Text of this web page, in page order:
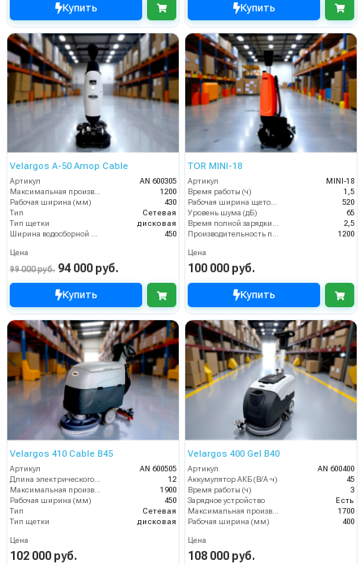
Купить Купить
Velargos A-50 Amop Cable
Артикул
AN 600305
Максимальная производительность (кв.м/час)
1200
Рабочая ширина (мм)
430
Тип
Сетевая
Тип щетки
дисковая
Ширина водосборной рейки
450
Цена
99 000 руб. 94 000 руб.
Купить
TOR MINI-18
Артикул
MINI-18
Время работы (ч)
1,5
Рабочая ширина щеток (мм)
520
Уровень шума (дБ)
65
Время полной зарядки аккумулятора (ч)
2,5
Производительность по площади (м2/ч)
1200
Цена
100 000 руб.
Купить
Velargos 410 Cable B45
Артикул
AN 600505
Длина электрического кабеля (м)
12
Максимальная производительность (кв.м/час)
1900
Рабочая ширина (мм)
450
Тип
Сетевая
Тип щетки
дисковая
Цена
102 000 руб.
Velargos 400 Gel B40
Артикул
AN 600400
Аккумулятор АКБ (В/А·ч)
45
Время работы (ч)
3
Зарядное устройство
Есть
Максимальная производительность (кв.м/час)
1700
Рабочая ширина (мм)
400
Цена
108 000 руб.